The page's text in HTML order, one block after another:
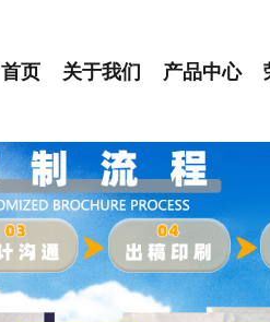
首页 关于我们 产品中心